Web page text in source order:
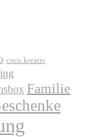
coco.kreativ
Familie